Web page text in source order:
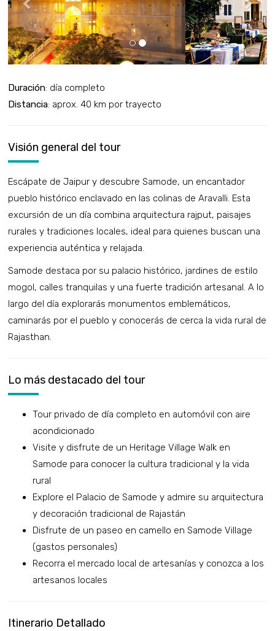
Duración: día completo
Distancia: aprox. 40 km por trayecto
Visión general del tour
Escápate de Jaipur y descubre Samode, un encantador
pueblo histórico enclavado en las colinas de Aravalli. Esta
excursión de un día combina arquitectura rajput, paisajes
rurales y tradiciones locales, ideal para quienes buscan una
experiencia auténtica y relajada.
Samode destaca por su palacio histórico, jardines de estilo
mogol, calles tranquilas y una fuerte tradición artesanal. A lo
largo del día explorarás monumentos emblemáticos,
caminarás por el pueblo y conocerás de cerca la vida rural de
Rajasthan.
Lo más destacado del tour
Tour privado de día completo en automóvil con aire
acondicionado
Visite y disfrute de un Heritage Village Walk en
Samode para conocer la cultura tradicional y la vida
rural
Explore el Palacio de Samode y admire su arquitectura
y decoración tradicional de Rajastán
Disfrute de un paseo en camello en Samode Village
(gastos personales)
Recorra el mercado local de artesanías y conozca a los
artesanos locales
Itinerario Detallado